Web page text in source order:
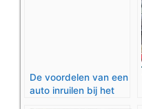
De voordelen van een
auto inruilen bij het